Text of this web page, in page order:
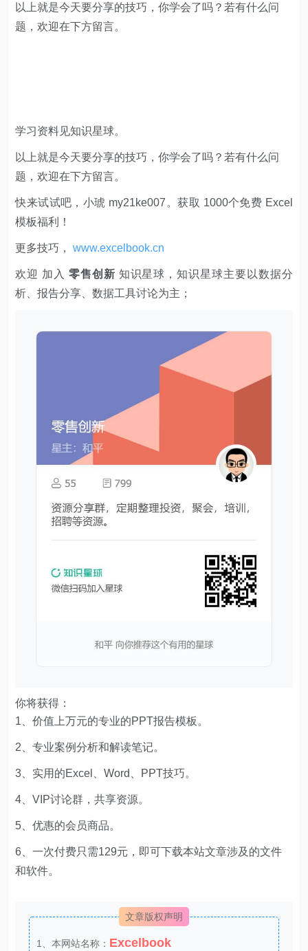
以上就是今天要分享的技巧，你学会了吗？若有什么问
题，欢迎在下方留言。
学习资料见知识星球。
以上就是今天要分享的技巧，你学会了吗？若有什么问
题，欢迎在下方留言。
快来试试吧，小琥 my21ke007。获取 1000个免费 Excel
模板福利​​​​！
更多技巧，www.excelbook.cn
欢迎 加入 零售创新 知识星球，知识星球主要以数据分
析、报告分享、数据工具讨论为主；
你将获得：
1、价值上万元的专业的PPT报告模板。
2、专业案例分析和解读笔记。
3、实用的Excel、Word、PPT技巧。
4、VIP讨论群，共享资源。
5、优惠的会员商品。
6、一次付费只需129元，即可下载本站文章涉及的文件
和软件。
文章版权声明
1、本网站名称： Excelbook